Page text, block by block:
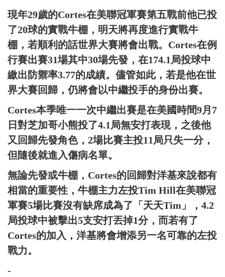
現年29歲的Cortes在美聯冠軍賽第五戰前他已投
了20球的實戰牛棚，明天將再度進行實戰牛
棚，若順利的話世界大賽將會出戰。Cortes在例
行賽出賽31場其中30場先發，在174.1局投球中
繳出防禦率3.77的成績。儘管如此，若是他在世
界大賽回歸，仍將會以中繼投手的身份出賽。
Cortes本季唯一一次中繼出賽是在美國時間9月7
日對芝加哥小熊投了4.1局無安打表現，之後他
又回歸先發角色，2場比賽主投11局只失一分，
但隨後就進入傷病名單。
無論先發或牛棚，Cortes的回歸對洋基來說都有
相當的重要性，牛棚主力左投Tim Hill在美聯冠
軍賽5場比賽沒有缺席成為了「天天Tim」，4.2
局投球中被擊出5支安打丟掉1分，而若有了
Cortes的加入，洋基將會增添另一名可靠的左投
戰力。
-